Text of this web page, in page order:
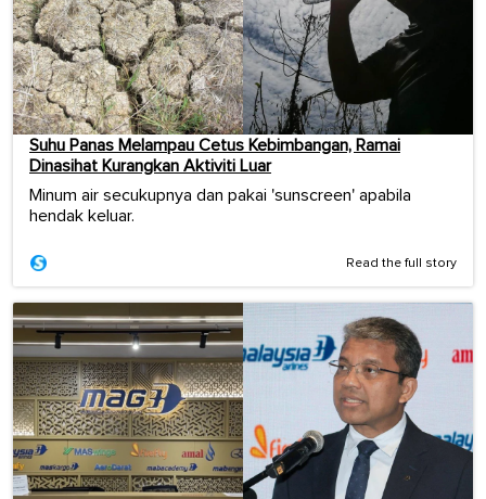
Suhu Panas Melampau Cetus Kebimbangan, Ramai
Dinasihat Kurangkan Aktiviti Luar
Minum air secukupnya dan pakai 'sunscreen' apabila
hendak keluar.
Read the full story